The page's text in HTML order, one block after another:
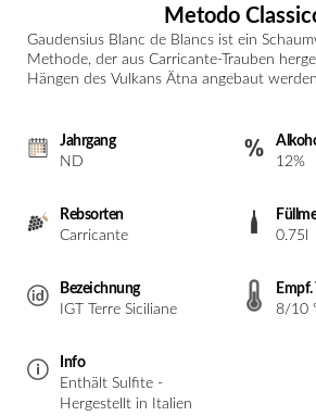
Metodo
Gaudensius Blanc de Blancs ist ein
Methode, der aus Carricante-Trauben
Hängen des Vulkans Ätna angebaut
Jahrgang
ND
12%
Rebsorten
Carricante
0.75l
Bezeichnung
IGT Terre Siciliane
8/10
Info
Enthält Sulfite -
Hergestellt in Italien